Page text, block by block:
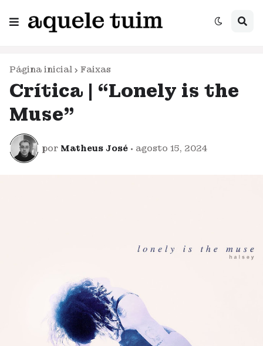
Página inicial Faixas
Crítica | “Lonely is the
Muse”
por Matheus José • agosto 15, 2024